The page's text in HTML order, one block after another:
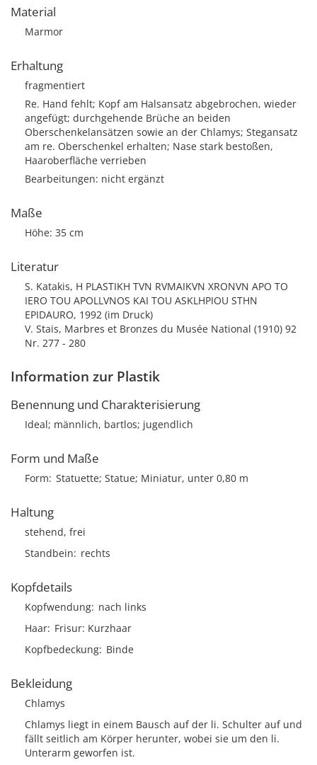
Material
Marmor
Erhaltung
fragmentiert
Re. Hand fehlt; Kopf am Halsansatz abgebrochen, wieder
angefügt; durchgehende Brüche an beiden
Oberschenkelansätzen sowie an der Chlamys; Stegansatz
am re. Oberschenkel erhalten; Nase stark bestoßen,
Haaroberfläche verrieben
Bearbeitungen: nicht ergänzt
Maße
Höhe: 35 cm
Literatur
S. Katakis, H PLASTIKH TVN RVMAIKVN XRONVN APO TO
IERO TOU APOLLVNOS KAI TOU ASKLHPIOU STHN
EPIDAURO, 1992 (im Druck)
V. Stais, Marbres et Bronzes du Musée National (1910) 92
Nr. 277 - 280
Information zur Plastik
Benennung und Charakterisierung
Ideal; männlich, bartlos; jugendlich
Form und Maße
Form Statuette; Statue; Miniatur, unter 0,80 m
Haltung
stehend, frei
Standbein
rechts
Kopfdetails
Kopfwendung nach links
Haar Frisur Kurzhaar
Kopfbedeckung Binde
Bekleidung
Chlamys
Chlamys liegt in einem Bausch auf der li. Schulter auf und
fällt seitlich am Körper herunter, wobei sie um den li.
Unterarm geworfen ist.